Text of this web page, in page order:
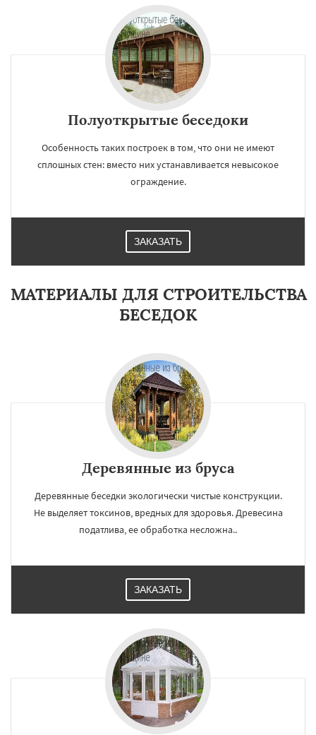
Полуоткрытые беседоки
Особенность таких построек в том, что они не имеют
сплошных стен: вместо них устанавливается невысокое
ограждение.
ЗАКАЗАТЬ
МАТЕРИАЛЫ ДЛЯ СТРОИТЕЛЬСТВА
БЕСЕДОК
Деревянные из бруса
Деревянные беседки экологически чистые конструкции.
Не выделяет токсинов, вредных для здоровья. Древесина
податлива, ее обработка несложна..
ЗАКАЗАТЬ